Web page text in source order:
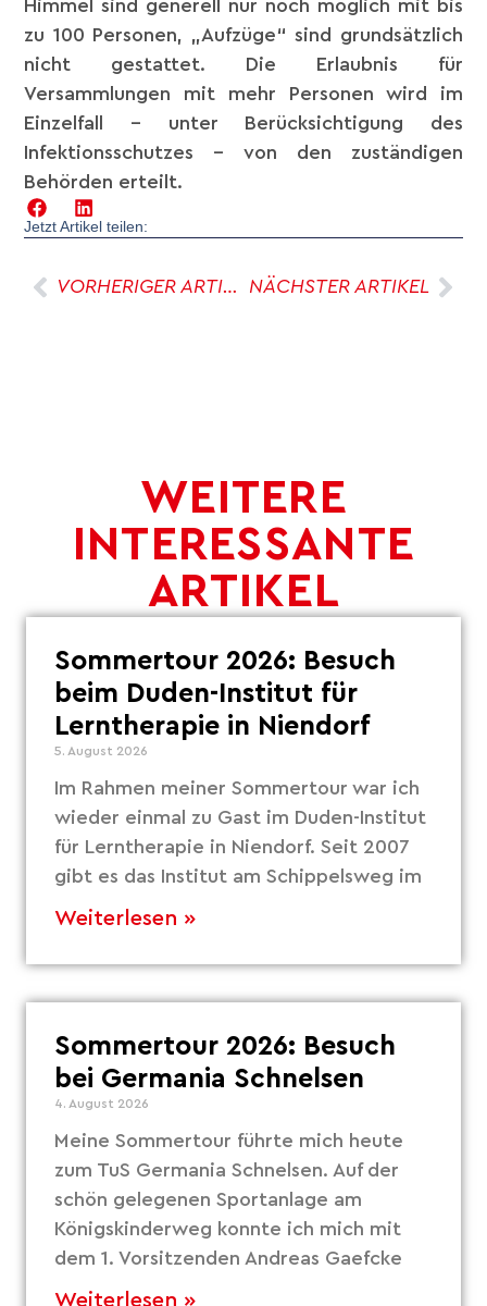
Himmel sind generell nur noch möglich mit bis
zu 100 Personen, „Aufzüge“ sind grundsätzlich
nicht gestattet. Die Erlaubnis für
Versammlungen mit mehr Personen wird im
Einzelfall – unter Berücksichtigung des
Infektionsschutzes – von den zuständigen
Behörden erteilt.
Jetzt Artikel teilen:
VORHERIGER ARTIKEL NÄCHSTER ARTIKEL
WEITERE
INTERESSANTE
ARTIKEL
Sommertour 2026: Besuch
beim Duden-Institut für
Lerntherapie in Niendorf
5. August 2026
Im Rahmen meiner Sommertour war ich
wieder einmal zu Gast im Duden-Institut
für Lerntherapie in Niendorf. Seit 2007
gibt es das Institut am Schippelsweg im
Weiterlesen »
Sommertour 2026: Besuch
bei Germania Schnelsen
4. August 2026
Meine Sommertour führte mich heute
zum TuS Germania Schnelsen. Auf der
schön gelegenen Sportanlage am
Königskinderweg konnte ich mich mit
dem 1. Vorsitzenden Andreas Gaefcke
Weiterlesen »